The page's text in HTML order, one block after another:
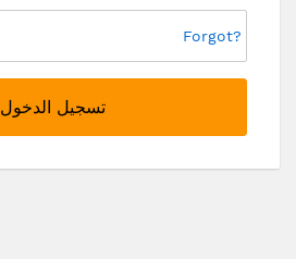
Forgot?
تسجيل الدخول